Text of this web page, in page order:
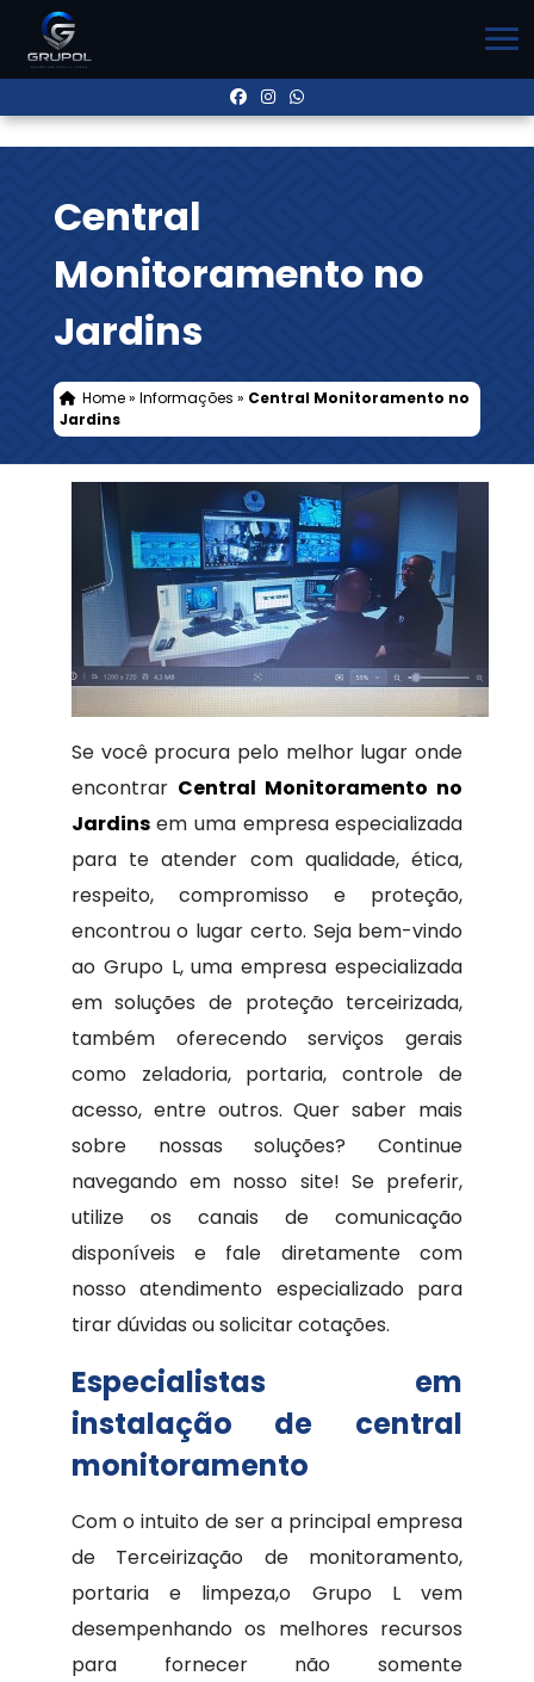
Central
Monitoramento no
Jardins
Home» Informações » Central Monitoramento no
Jardins
Se você procura pelo melhor lugar onde
encontrar Central Monitoramento no
Jardinsem uma empresa especializada
para te atender com qualidade, ética,
respeito, compromisso e proteção,
encontrou o lugar certo. Seja bem-vindo
ao Grupo L, uma empresa especializada
em soluções de proteção terceirizada,
também oferecendo serviços gerais
como zeladoria, portaria, controle de
acesso, entre outros. Quer saber mais
sobre nossas soluções? Continue
navegando em nosso site! Se preferir,
utilize os canais de comunicação
disponíveis e fale diretamente com
nosso atendimento especializado para
tirar dúvidas ou solicitar cotações.
Especialistas em
instalação de central
monitoramento
Com o intuito de ser a principal empresa
de Terceirização de monitoramento,
portaria e limpeza,o Grupo L vem
desempenhando os melhores recursos
para fornecer não somente